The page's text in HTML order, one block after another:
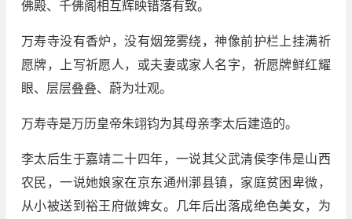
佛殿、千佛阁相互辉映错落有致。
万寿寺没有香炉，没有烟笼雾绕，神像前护栏上挂满祈
愿牌，上写祈愿人，或夫妻或家人名字，祈愿牌鲜红耀
眼、层层叠叠、蔚为壮观。
万寿寺是万历皇帝朱翊钧为其母亲李太后建造的。
李太后生于嘉靖二十四年，一说其父武清侯李伟是山西
农民，一说她娘家在京东通州漷县镇，家庭贫困卑微，
从小被送到裕王府做婢女。几年后出落成绝色美女，为